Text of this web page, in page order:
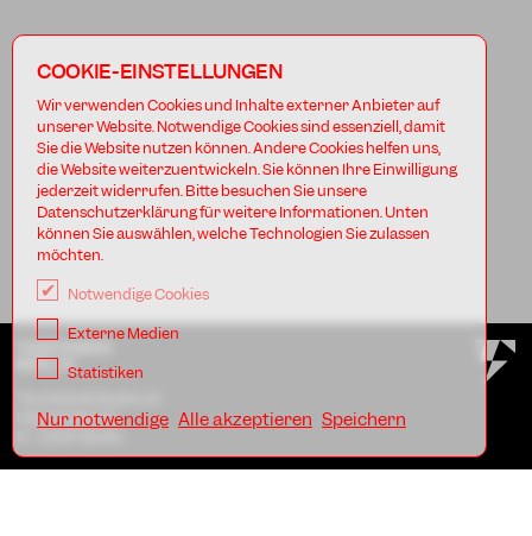
BERLIN
Uferstraße 23
AGB
COOKIE-EINSTELLUNGEN
Wir verwenden Cookies und Inhalte externer Anbieter auf
unserer Website. Notwendige Cookies sind essenziell, damit
Sie die Website nutzen können. Andere Cookies helfen uns,
die Website weiterzuentwickeln. Sie können Ihre Einwilligung
jederzeit widerrufen. Bitte besuchen Sie unsere
Datenschutzerklärung für weitere Informationen. Unten
können Sie auswählen, welche Technologien Sie zulassen
möchten.
Notwendige Cookies
Externe Medien
Statistiken
Nur notwendige Alle akzeptieren Speichern